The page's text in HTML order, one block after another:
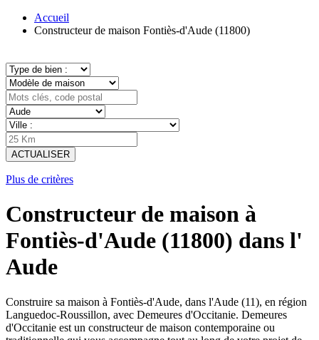
Accueil
Constructeur de maison Fontiès-d'Aude (11800)
ACTUALISER
Plus de critères
Constructeur de maison à
Fontiès-d'Aude (11800) dans l'
Aude
Construire sa maison à Fontiès-d'Aude, dans l'Aude (11), en région
Languedoc-Roussillon, avec Demeures d'Occitanie. Demeures
d'Occitanie est un constructeur de maison contemporaine ou